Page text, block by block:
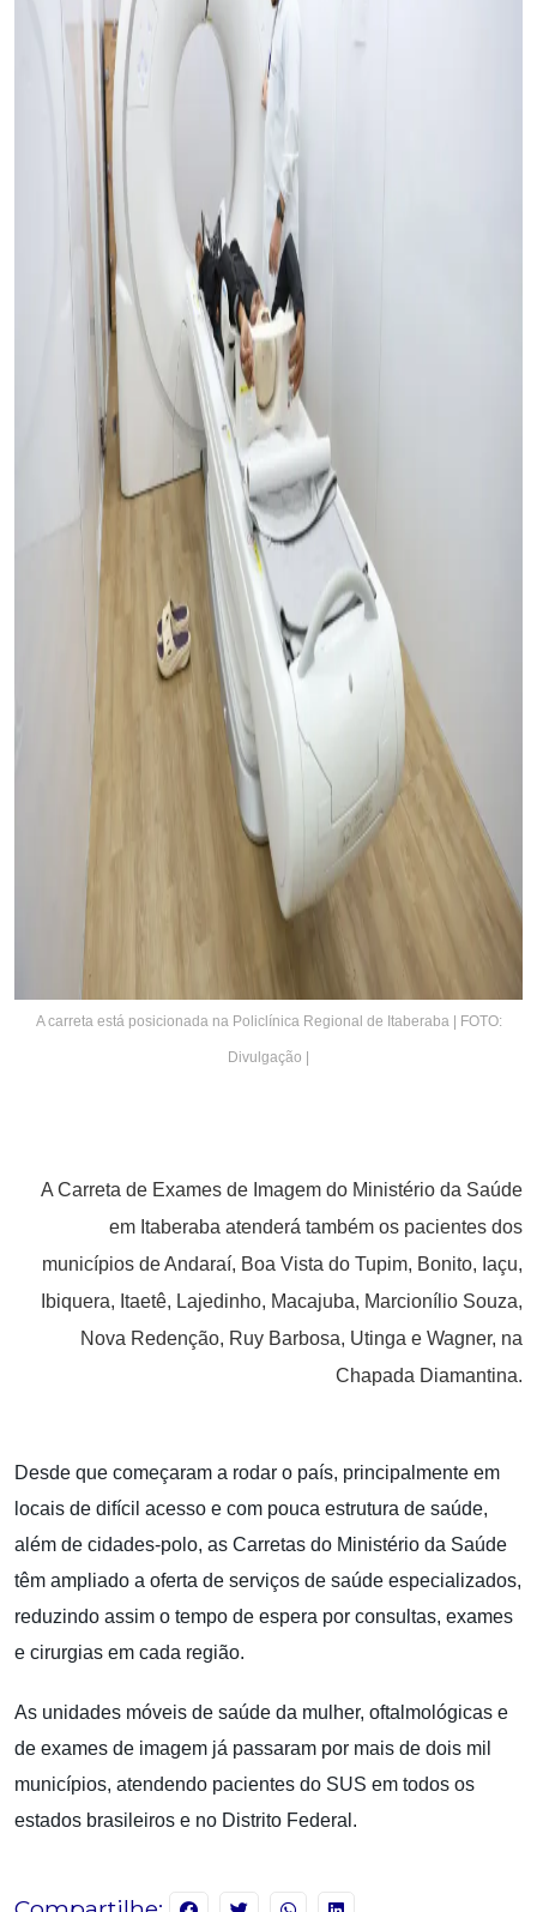
A carreta está posicionada na Policlínica Regional de Itaberaba | FOTO:
Divulgação |
A Carreta de Exames de Imagem do Ministério da Saúde
em Itaberaba atenderá também os pacientes dos
municípios de Andaraí, Boa Vista do Tupim, Bonito, Iaçu,
Ibiquera, Itaetê, Lajedinho, Macajuba, Marcionílio Souza,
Nova Redenção, Ruy Barbosa, Utinga e Wagner, na
Chapada Diamantina.
Desde que começaram a rodar o país, principalmente em
locais de difícil acesso e com pouca estrutura de saúde,
além de cidades-polo, as Carretas do Ministério da Saúde
têm ampliado a oferta de serviços de saúde especializados,
reduzindo assim o tempo de espera por consultas, exames
e cirurgias em cada região.
As unidades móveis de saúde da mulher, oftalmológicas e
de exames de imagem já passaram por mais de dois mil
municípios, atendendo pacientes do SUS em todos os
estados brasileiros e no Distrito Federal.